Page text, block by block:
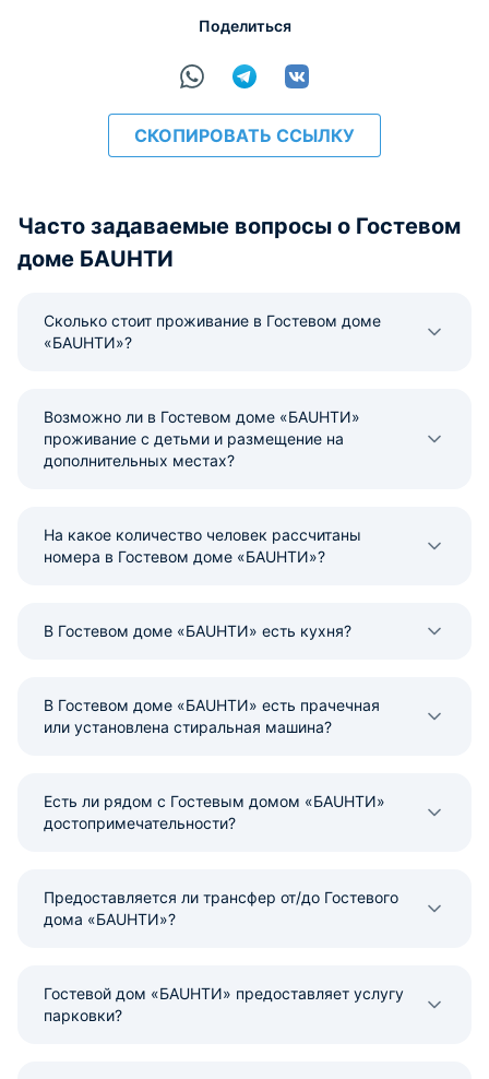
Поделиться
СКОПИРОВАТЬ ССЫЛКУ
Часто задаваемые вопросы о Гостевом
доме БAUHTИ
Сколько стоит проживание в Гостевом доме
«БAUHTИ»?
Возможно ли в Гостевом доме «БAUHTИ»
проживание с детьми и размещение на
дополнительных местах?
На какое количество человек рассчитаны
номера в Гостевом доме «БAUHTИ»?
В Гостевом доме «БAUHTИ» есть кухня?
В Гостевом доме «БAUHTИ» есть прачечная
или установлена стиральная машина?
Есть ли рядом с Гостевым домом «БAUHTИ»
достопримечательности?
Предоставляется ли трансфер от/до Гостевого
дома «БAUHTИ»?
Гостевой дом «БAUHTИ» предоставляет услугу
парковки?